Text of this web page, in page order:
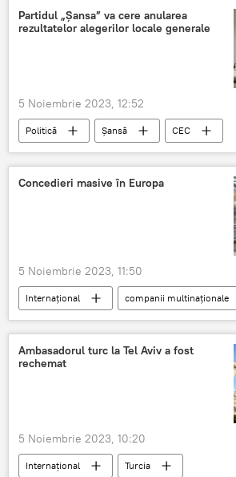
Partidul „Șansa” va cere anularea
rezultatelor alegerilor locale generale
5 Noiembrie 2023, 12:52
Politică Șansă
CEC
Alegeri locale generale în Moldova
Concedieri masive în Europa
5 Noiembrie 2023, 11:50
Internațional
companii multinaţionale
șomaj
angajați muncitori
Ambasadorul turc la Tel Aviv a fost
rechemat
5 Noiembrie 2023, 10:20
Internațional Turcia